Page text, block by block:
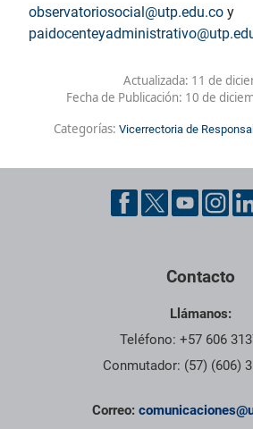
observatoriosocial@utp.edu.co y
Actualizada: 11 de
Fecha de Publicación: 10 de
Categorías: Vicerrectoria de
Contacto
Llámanos:
Teléfono: +57 606
Conmutador: (57) (606)
Correo: